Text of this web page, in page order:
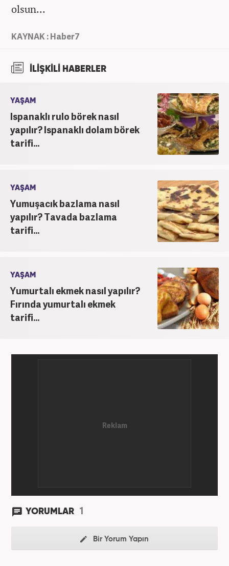
olsun...
KAYNAK : Haber7
İLİŞKİLİ HABERLER
YAŞAM
Ispanaklı rulo börek nasıl
yapılır? Ispanaklı dolam börek
tarifi...
YAŞAM
Yumuşacık bazlama nasıl
yapılır? Tavada bazlama
tarifi...
YAŞAM
Yumurtalı ekmek nasıl yapılır?
Fırında yumurtalı ekmek
tarifi...
YORUMLAR 1
Bir Yorum Yapın